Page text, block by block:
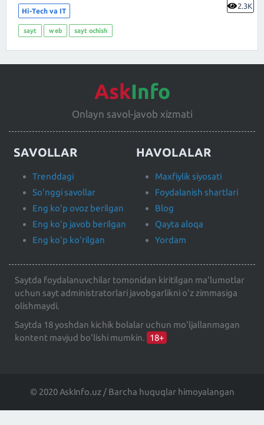
2.3K
Hi-Tech va IT
sayt web sayt ochish
AskInfo
Onlayn savol-javob xizmati
SAVOLLAR
Trenddagi
So'nggi savollar
Eng ko'p ovoz berilgan
Eng ko'p javob berilgan
Eng ko'p ko'rilgan
HAVOLALAR
Maxfiylik siyosati
Foydalanish shartlari
Blog
Qayta aloqa
Yordam
Saytda foydalanuvchilar tomonidan kiritilgan ma'lumotlar
uchun sayt administratorlari javobgarlikni o'z zimmasiga
olishmaydi.
Saytda 18 yoshdan kichik bolalar uchun mo'ljallanmagan
kontent mavjud bo'lishi mumkin. 18+
© 2020 AskInfo.uz / Barcha huquqlar himoyalangan